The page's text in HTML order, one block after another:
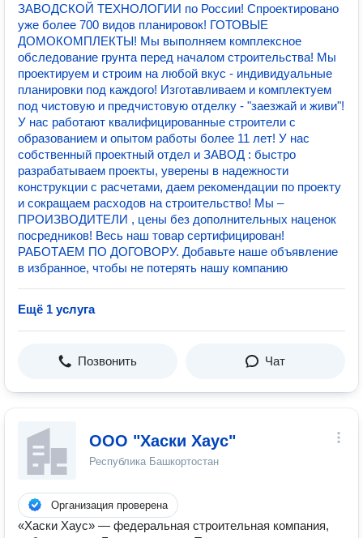
ЗАВОДСКОЙ ТЕХНОЛОГИИ по России! Спроектировано
уже более 700 видов планировок! ГОТОВЫЕ
ДОМОКОМПЛЕКТЫ! Мы выполняем комплексное
обследование грунта перед началом строительства! Мы
проектируем и строим на любой вкус - индивидуальные
планировки под каждого! Изготавливаем и комплектуем
под чистовую и предчистовую отделку - "заезжай и живи"!
У нас работают квалифицированные строители с
образованием и опытом работы более 11 лет! У нас
собственный проектный отдел и ЗАВОД : быстро
разрабатываем проекты, уверены в надежности
конструкции с расчетами, даем рекомендации по проекту
и сокращаем расходов на строительство! Мы –
ПРОИЗВОДИТЕЛИ , цены без дополнительных наценок
посредников! Весь наш товар сертифицирован!
РАБОТАЕМ ПО ДОГОВОРУ. Добавьте наше объявление
в избранное, чтобы не потерять нашу компанию
Ещё 1 услуга
Позвонить Чат
ООО "Хаски Хаус"
Республика Башкортостан
Организация проверена
«Хаски Хаус» — федеральная строительная компания,